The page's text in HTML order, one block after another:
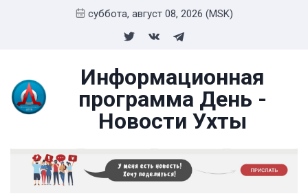
суббота, август 08, 2026 (MSK)
Информационная
программа День -
Новости Ухты